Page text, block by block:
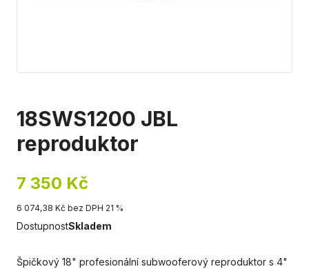
18SWS1200 JBL
reproduktor
7 350 Kč
6 074,38 Kč bez DPH 21 %
DostupnostSkladem
Špičkový 18" profesionální subwooferový reproduktor s 4"